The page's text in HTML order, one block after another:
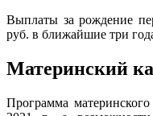
Выплаты за рождение
руб. в ближайшие три
Материнский
Программа